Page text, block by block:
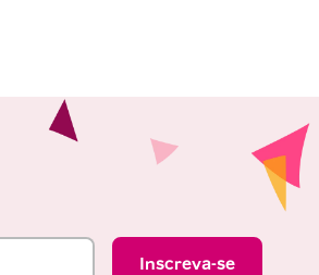
Inscreva-se